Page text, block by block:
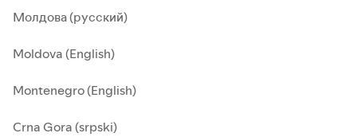
Молдова (русский)
Moldova (English)
Montenegro (English)
Crna Gora (srpski)